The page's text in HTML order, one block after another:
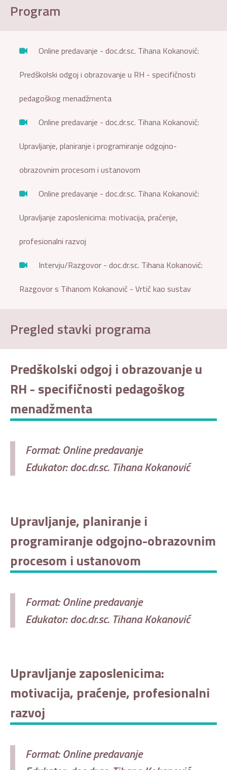
Program
Online predavanje - doc.dr.sc. Tihana Kokanović:
Predškolski odgoj i obrazovanje u RH - specifičnosti
pedagoškog menadžmenta
Online predavanje - doc.dr.sc. Tihana Kokanović:
Upravljanje, planiranje i programiranje odgojno-
obrazovnim procesom i ustanovom
Online predavanje - doc.dr.sc. Tihana Kokanović:
Upravljanje zaposlenicima: motivacija, praćenje,
profesionalni razvoj
Intervju/Razgovor - doc.dr.sc. Tihana Kokanović:
Razgovor s Tihanom Kokanović - Vrtić kao sustav
Pregled stavki programa
Predškolski odgoj i obrazovanje u
RH - specifičnosti pedagoškog
menadžmenta
Format: Online predavanje
Edukator: doc.dr.sc. Tihana Kokanović
Upravljanje, planiranje i
programiranje odgojno-obrazovnim
procesom i ustanovom
Format: Online predavanje
Edukator: doc.dr.sc. Tihana Kokanović
Upravljanje zaposlenicima:
motivacija, praćenje, profesionalni
razvoj
Format: Online predavanje